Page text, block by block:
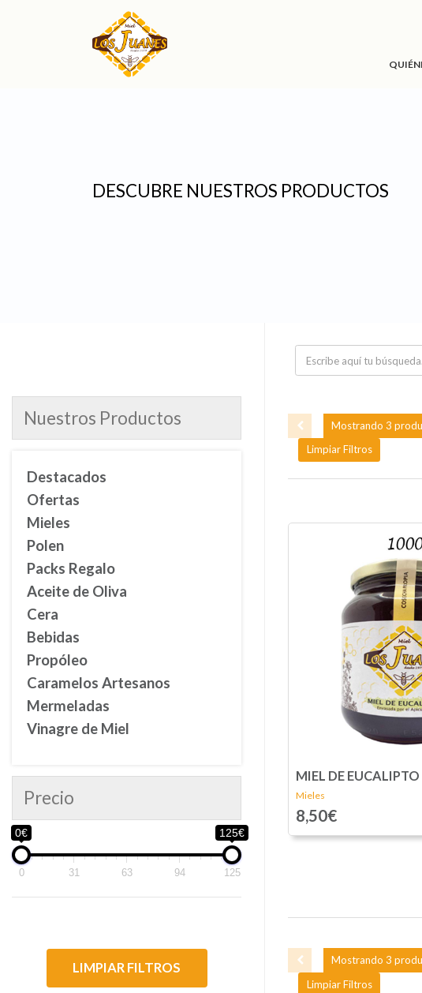
DESCUBRE NUESTROS PRODUCTOS
Mostrando 3
Limpiar Filtros
MIEL DE
Mieles
8,50€
Mostrando 3
Limpiar Filtros
Nuestros Productos
Destacados
Ofertas
Mieles
Polen
Packs Regalo
Aceite de Oliva
Cera
Bebidas
Propóleo
Caramelos Artesanos
Mermeladas
Vinagre de Miel
Precio
0€ 125€
0 31 63 94 125
LIMPIAR FILTROS